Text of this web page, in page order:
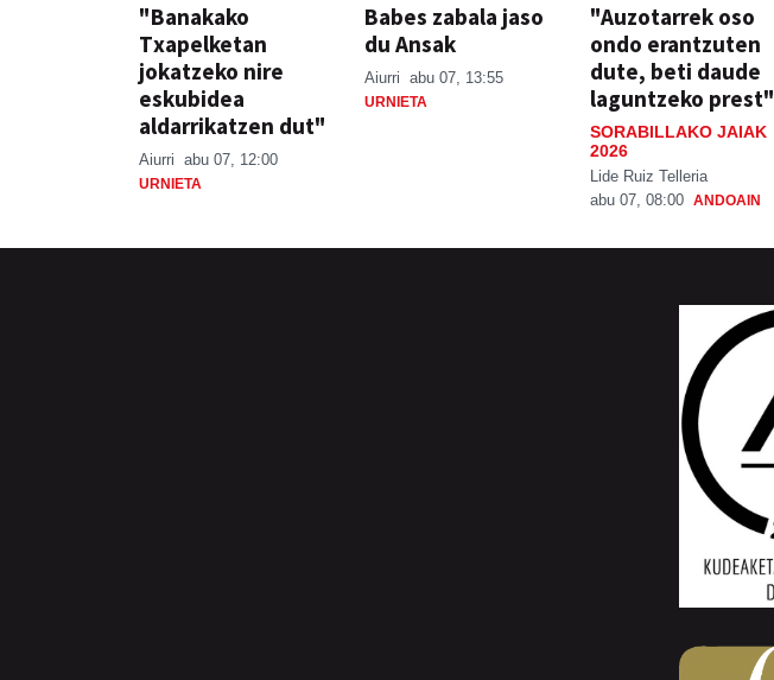
"Banakako
Txapelketan
jokatzeko nire
eskubidea
aldarrikatzen dut"
Aiurri abu 07, 12:00
URNIETA
Babes zabala jaso
du Ansak
Aiurri abu 07, 13:55
URNIETA
"Auzotarrek oso
ondo erantzuten
dute, beti daude
laguntzeko prest"
SORABILLAKO JAIAK
2026
Lide Ruiz Telleria
abu 07, 08:00 ANDOAIN